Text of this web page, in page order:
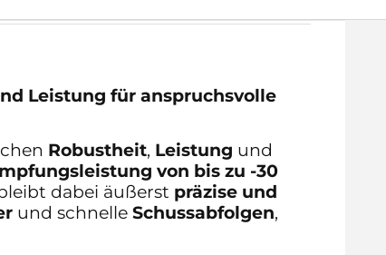
Leistung für anspruchsvolle
Robustheit, Leistung und
von bis zu -30
dabei äußerst präzise und
und schnelle Schussabfolgen,